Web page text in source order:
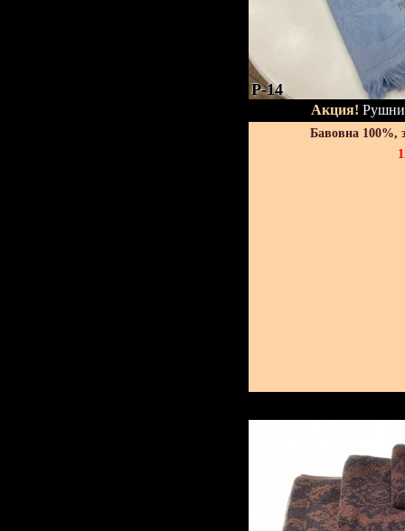
P-14
Акция!
Бавовна 100%,